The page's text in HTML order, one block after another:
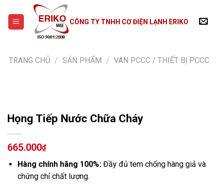
content
CÔNG TY TNHH CƠ ĐIỆN LẠNH ERIKO
TRANG CHỦ / SẢN PHẨM / VAN PCCC / THIẾT BỊ PCCC
Họng Tiếp Nước Chữa Cháy
665.000₫
Hàng chính hãng 100%:Đầy đủ tem chống hàng giả và
chứng chỉ chất lượng.